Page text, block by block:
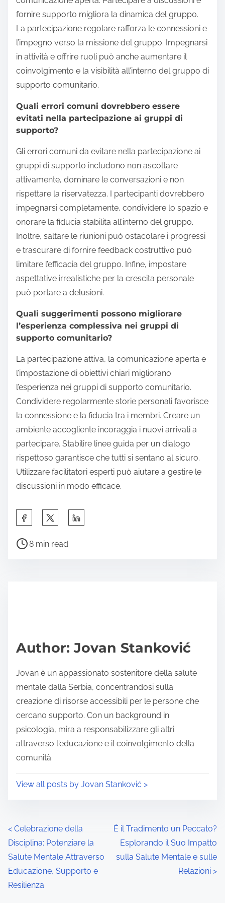
fornire supporto migliora la dinamica del gruppo.
La partecipazione regolare rafforza le connessioni e
l’impegno verso la missione del gruppo. Impegnarsi
in attività e offrire ruoli può anche aumentare il
coinvolgimento e la visibilità all’interno del gruppo di
supporto comunitario.
Quali errori comuni dovrebbero essere
evitati nella partecipazione ai gruppi di
supporto?
Gli errori comuni da evitare nella partecipazione ai
gruppi di supporto includono non ascoltare
attivamente, dominare le conversazioni e non
rispettare la riservatezza. I partecipanti dovrebbero
impegnarsi completamente, condividere lo spazio e
onorare la fiducia stabilita all’interno del gruppo.
Inoltre, saltare le riunioni può ostacolare i progressi
e trascurare di fornire feedback costruttivo può
limitare l’efficacia del gruppo. Infine, impostare
aspettative irrealistiche per la crescita personale
può portare a delusioni.
Quali suggerimenti possono migliorare
l’esperienza complessiva nei gruppi di
supporto comunitario?
La partecipazione attiva, la comunicazione aperta e
l’impostazione di obiettivi chiari migliorano
l’esperienza nei gruppi di supporto comunitario.
Condividere regolarmente storie personali favorisce
la connessione e la fiducia tra i membri. Creare un
ambiente accogliente incoraggia i nuovi arrivati a
partecipare. Stabilire linee guida per un dialogo
rispettoso garantisce che tutti si sentano al sicuro.
Utilizzare facilitatori esperti può aiutare a gestire le
discussioni in modo efficace.
a
p
s
t
o
n
:
P
t
8 min read
Author: Jovan Stanković
Jovan è un appassionato sostenitore della salute
mentale dalla Serbia, concentrandosi sulla
creazione di risorse accessibili per le persone che
cercano supporto. Con un background in
psicologia, mira a responsabilizzare gli altri
attraverso l'educazione e il coinvolgimento della
comunità.
View all posts by Jovan Stanković >
P
o
s
t
< Celebrazione della
Disciplina: Potenziare la
Salute Mentale Attraverso
Educazione, Supporto e
Resilienza
È il Tradimento un Peccato?
Esplorando il Suo Impatto
sulla Salute Mentale e sulle
Relazioni >